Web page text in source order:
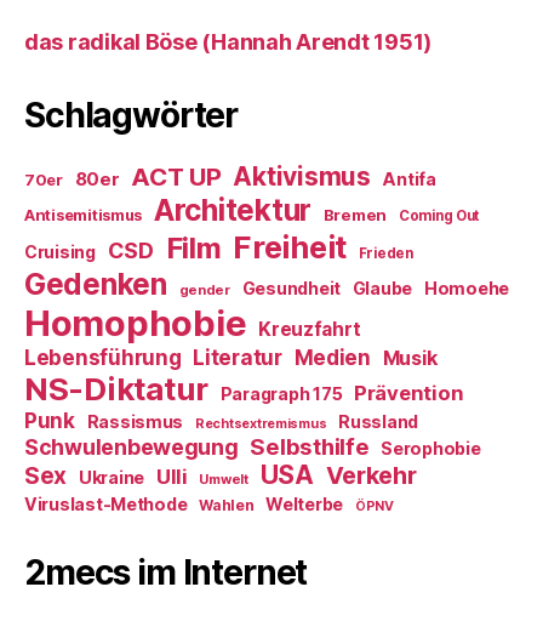
das radikal Böse (Hannah Arendt 1951)
Schlagwörter
70er 80er ACT UP Aktivismus Antifa
Antisemitismus Architektur Bremen Coming Out
Cruising CSD Film Freiheit Frieden
Gedenken gender Gesundheit Glaube Homoehe
Homophobie Kreuzfahrt
Lebensführung Literatur Medien Musik
NS-Diktatur Paragraph 175
Prävention
Punk
Rassismus Rechtsextremismus Russland
Schwulenbewegung Selbsthilfe Serophobie
Sex Ukraine Ulli Umwelt USA Verkehr
Viruslast-Methode Wahlen Welterbe ÖPNV
2mecs im Internet